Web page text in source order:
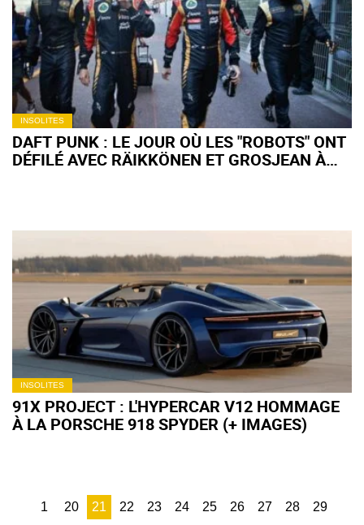
INSOLITES
DAFT PUNK : LE JOUR OÙ LES "ROBOTS" ONT
DÉFILÉ AVEC RÄIKKÖNEN ET GROSJEAN À
INSOLITES
91X PROJECT : L'HYPERCAR V12 HOMMAGE
À LA PORSCHE 918 SPYDER (+ IMAGES)
1 20 21 22 23 24 25 26 27 28 29